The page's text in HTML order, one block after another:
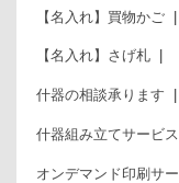
【名入れ】買物かご
【名入れ】さげ札
什器の相談承ります
什器組み立てサービス
オンデマンド印刷サ